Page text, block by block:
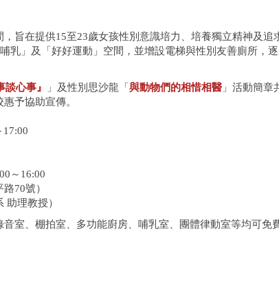
旨在提供15至23歲女孩性別意識培力、培養獨立精神及追
乳」及「好好運動」空間，並增設電梯與性別友善廁所，
心事』 」及性別思沙龍「與動物們的相惜相醫 」活動簡章
予協助宣傳。
16:00
號）
理教授）
室、棚拍室、多功能廚房、哺乳室、團體律動室等均可免